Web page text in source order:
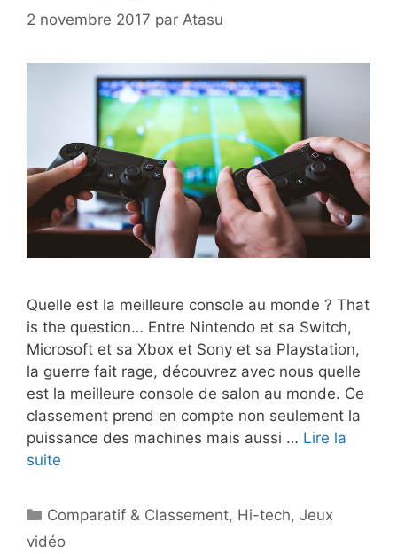
2 novembre 2017 par Atasu
Quelle est la meilleure console au monde ? That
is the question… Entre Nintendo et sa Switch,
Microsoft et sa Xbox et Sony et sa Playstation,
la guerre fait rage, découvrez avec nous quelle
est la meilleure console de salon au monde. Ce
classement prend en compte non seulement la
puissance des machines mais aussi … Lire la
suite
Catégories
Comparatif & Classement, Hi-tech,Jeux
vidéo